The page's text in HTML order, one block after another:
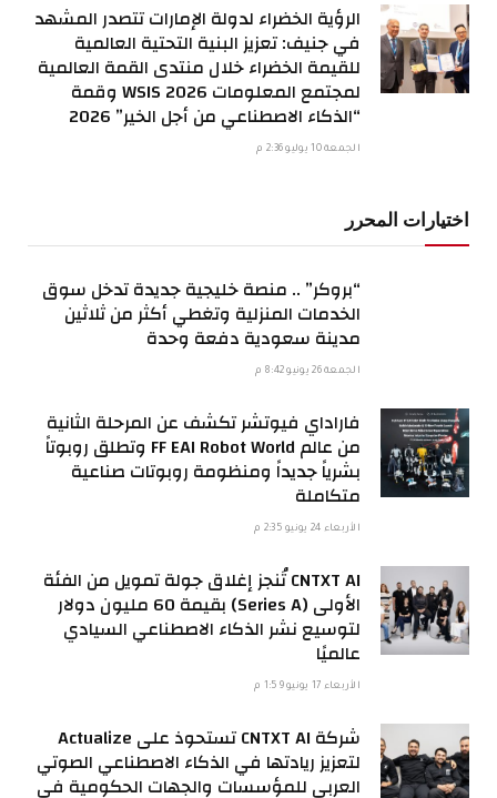
الرؤية الخضراء لدولة الإمارات تتصدر المشهد
في جنيف: تعزيز البنية التحتية العالمية
للقيمة الخضراء خلال منتدى القمة العالمية
لمجتمع المعلومات WSIS 2026 وقمة
“الذكاء الاصطناعي من أجل الخير” 2026
الجمعة 10 يوليو 2:36 م
اختيارات المحرر
“بروكر” .. منصة خليجية جديدة تدخل سوق
الخدمات المنزلية وتغطي أكثر من ثلاثين
مدينة سعودية دفعة وحدة
الجمعة 26 يونيو 8:42 م
فاراداي فيوتشر تكشف عن المرحلة الثانية
من عالم FF EAI Robot World وتطلق روبوتاً
بشرياً جديداً ومنظومة روبوتات صناعية
متكاملة
الأربعاء 24 يونيو 2:35 م
CNTXT AI تُنجز إغلاق جولة تمويل من الفئة
الأولى (Series A) بقيمة 60 مليون دولار
لتوسيع نشر الذكاء الاصطناعي السيادي
عالميًا
الأربعاء 17 يونيو 1:59 م
شركة CNTXT AI تستحوذ على Actualize
لتعزيز ريادتها في الذكاء الاصطناعي الصوتي
العربي للمؤسسات والجهات الحكومية في